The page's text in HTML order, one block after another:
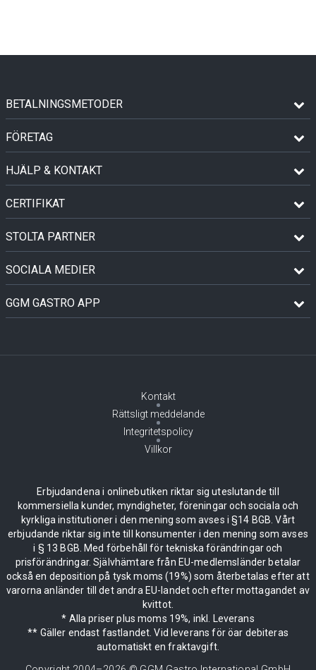
BETALNINGSMETODER
FÖRETAG
HJÄLP & KONTAKT
CERTIFIKAT
STOLTA PARTNER
SOCIALA MEDIER
GGM GASTRO APP
Kontakt
Rättsligt meddelande
Integritetspolicy
Villkor
Erbjudandena i onlinebutiken riktar sig uteslutande till
kommersiella kunder, myndigheter, föreningar och sociala och
kyrkliga institutioner i den mening som avses i §14 BGB. Vårt
erbjudande riktar sig inte till konsumenter i den mening som avses
i § 13 BGB. Med förbehåll för tekniska förändringar och
prisförändringar. Självhämtare från EU-medlemsländer betalar
också en deposition på tysk moms (19%) som återbetalas efter att
varorna anländer till det andra EU-landet och efter mottagandet av
kvittot.
* Alla priser plus moms 19%, inkl. Leverans
** Gäller endast fastlandet. Vid leverans för öar debiteras
automatiskt en fraktavgift.